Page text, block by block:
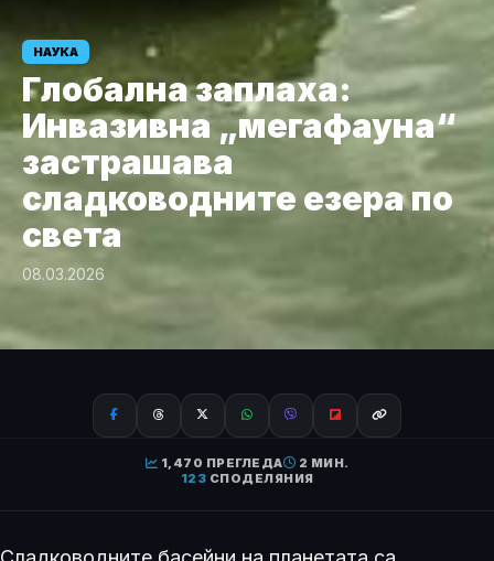
НАУКА
Глобална заплаха:
Инвазивна „мегафауна“
застрашава
сладководните езера по
света
08.03.2026
1,470 ПРЕГЛЕДА
2 МИН.
123 СПОДЕЛЯНИЯ